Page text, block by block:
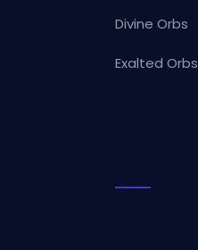
Divine Orbs
Exalted Orbs